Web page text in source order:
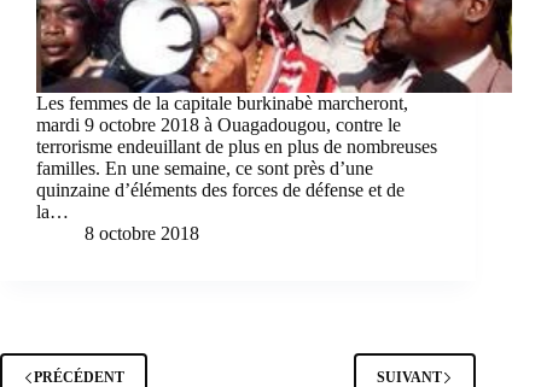
Les femmes de la capitale burkinabè marcheront,
mardi 9 octobre 2018 à Ouagadougou, contre le
terrorisme endeuillant de plus en plus de nombreuses
familles. En une semaine, ce sont près d’une
quinzaine d’éléments des forces de défense et de
la…
8 octobre 2018
PRÉCÉDENT SUIVANT